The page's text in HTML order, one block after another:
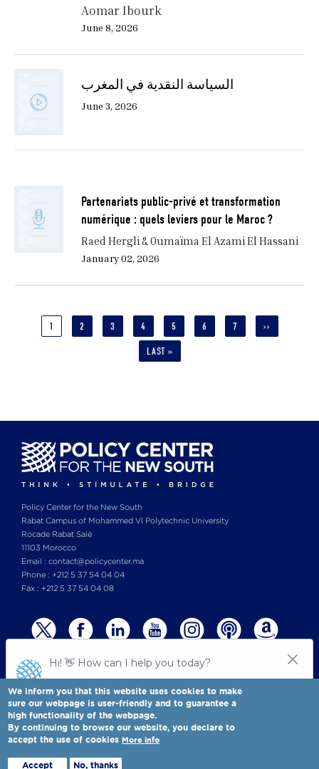
Aomar Ibourk
June 8, 2026
السياسة النقدية في المغرب
June 3, 2026
Partenariats public-privé et transformation
numérique : quels leviers pour le Maroc ?
Raed Hergli & Oumaïma El Azami El Hassani
January 02, 2026
CURRENT
1 PAGE
2 PAGE
3 PAGE
4 PAGE
5 PAGE
6 PAGE
7
NEXT
››
LAST
LAST »
Policy Center for the New South
Rabat Campus of Mohammed VI Polytechnic University
Rocade Rabat Salé
11103 Morocco
Email : contact@policycenter.ma
Phone : +212 5 37 54 04 04
Fax : +212 5 37 54 04 08
© Copyright 2025 All rights reserved Policy Center for the New South
Terms & Conditions-Privay Policy
Policy Center for the New South is a Moroccan think tank
We inform you that this website uses cookies to make
sure our webpage is user-friendly and to guarantee a
high functionality of the webpage.
By continuing to browse our website, you declare to
accept the use of cookies More info
Accept No, thanks